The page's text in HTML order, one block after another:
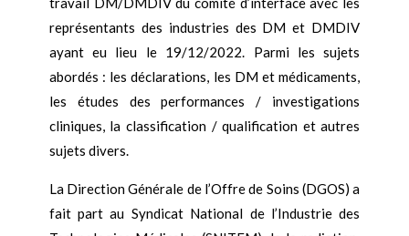
représentants des industries des DM et DMDIV
ayant eu lieu le 19/12/2022. Parmi les sujets
abordés : les déclarations, les DM et médicaments,
les études des performances / investigations
cliniques, la classification / qualification et autres
sujets divers.
La Direction Générale de l’Offre de Soins (DGOS) a
fait part au Syndicat National de l’Industrie des